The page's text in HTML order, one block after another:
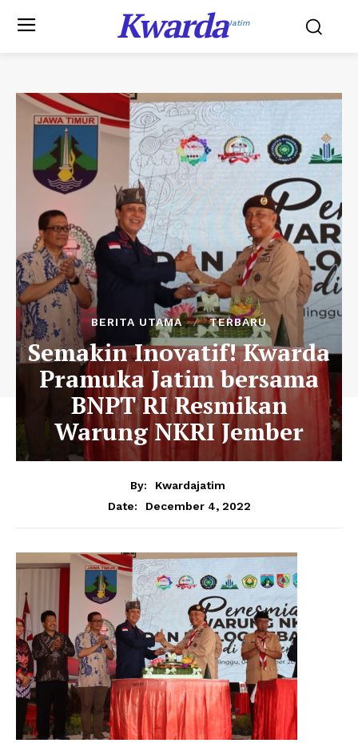
KwardaJatim
BERITA UTAMA TERBARU
Semakin Inovatif! Kwarda
Pramuka Jatim bersama
BNPT RI Resmikan
Warung NKRI Jember
By:
Kwardajatim
Date:
December 4, 2022